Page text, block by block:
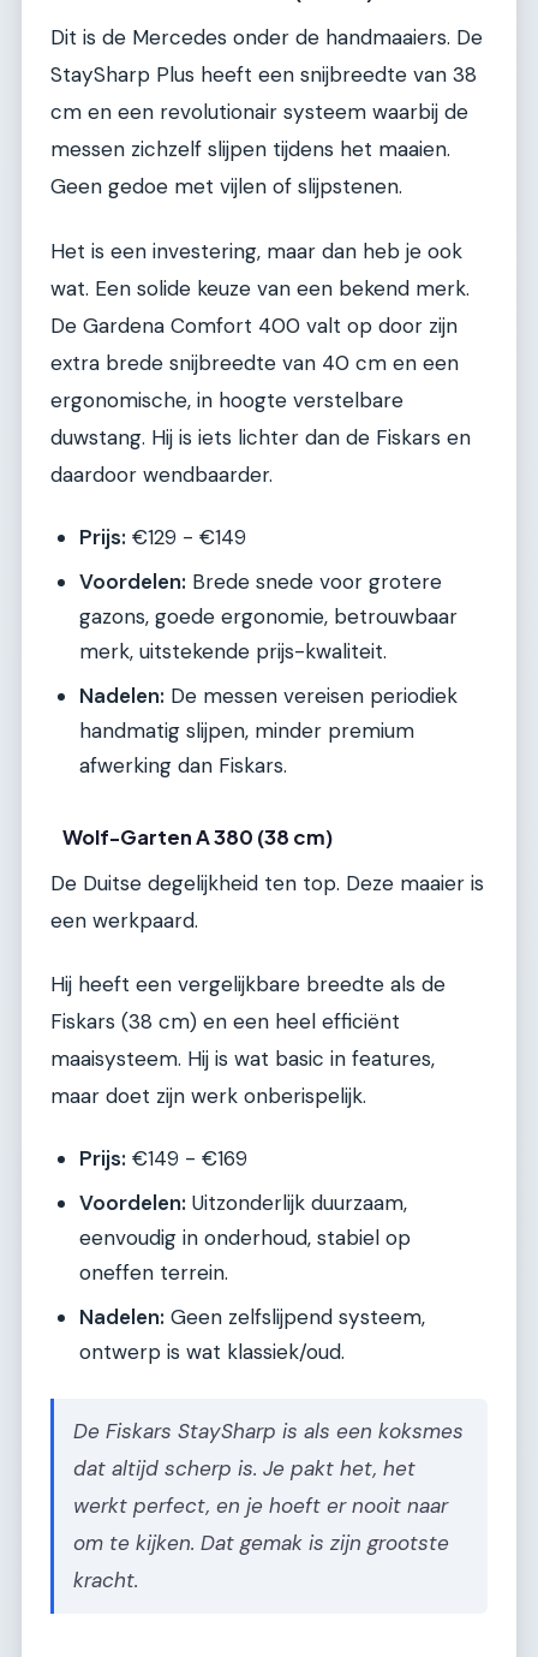
Dit is de Mercedes onder de handmaaiers. De
StaySharp Plus heeft een snijbreedte van 38
cm en een revolutionair systeem waarbij de
messen zichzelf slijpen tijdens het maaien.
Geen gedoe met vijlen of slijpstenen.
Het is een investering, maar dan heb je ook
wat. Een solide keuze van een bekend merk.
De Gardena Comfort 400 valt op door zijn
extra brede snijbreedte van 40 cm en een
ergonomische, in hoogte verstelbare
duwstang. Hij is iets lichter dan de Fiskars en
daardoor wendbaarder.
Prijs: €129 - €149
Voordelen: Brede snede voor grotere
gazons, goede ergonomie, betrouwbaar
merk, uitstekende prijs-kwaliteit.
Nadelen: De messen vereisen periodiek
handmatig slijpen, minder premium
afwerking dan Fiskars.
Wolf-Garten A 380 (38 cm)
De Duitse degelijkheid ten top. Deze maaier is
een werkpaard.
Hij heeft een vergelijkbare breedte als de
Fiskars (38 cm) en een heel efficiënt
maaisysteem. Hij is wat basic in features,
maar doet zijn werk onberispelijk.
Prijs: €149 - €169
Voordelen: Uitzonderlijk duurzaam,
eenvoudig in onderhoud, stabiel op
oneffen terrein.
Nadelen: Geen zelfslijpend systeem,
ontwerp is wat klassiek/oud.
De Fiskars StaySharp is als een koksmes
dat altijd scherp is. Je pakt het, het
werkt perfect, en je hoeft er nooit naar
om te kijken. Dat gemak is zijn grootste
kracht.